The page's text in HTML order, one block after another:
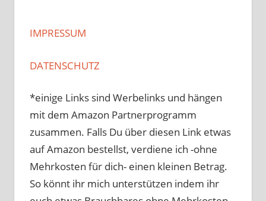
IMPRESSUM
DATENSCHUTZ
*einige Links sind Werbelinks und hängen
mit dem Amazon Partnerprogramm
zusammen. Falls Du über diesen Link etwas
auf Amazon bestellst, verdiene ich -ohne
Mehrkosten für dich- einen kleinen Betrag.
So könnt ihr mich unterstützen indem ihr